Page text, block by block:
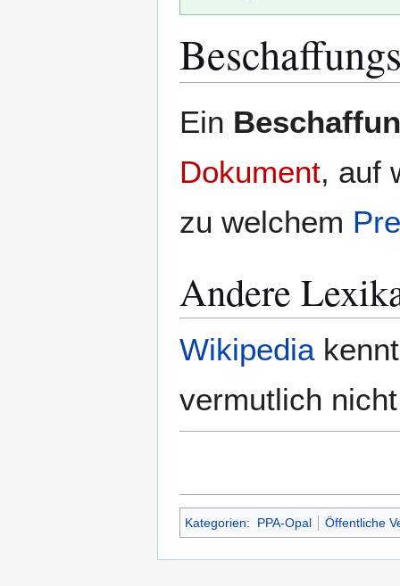
Navigation
Suche
Ein
Dokument, auf
zu welchem
Andere
Wikipedia
vermutlich
Kategorien: PPA-Opal Öffentliche